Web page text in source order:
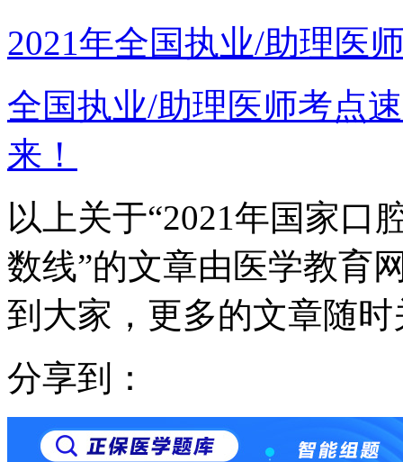
2021年全国执业/助理医
全国执业/助理医师考点
来！
以上关于“2021年国家口
数线”的文章由医学教育
到大家，更多的文章随
分享到：